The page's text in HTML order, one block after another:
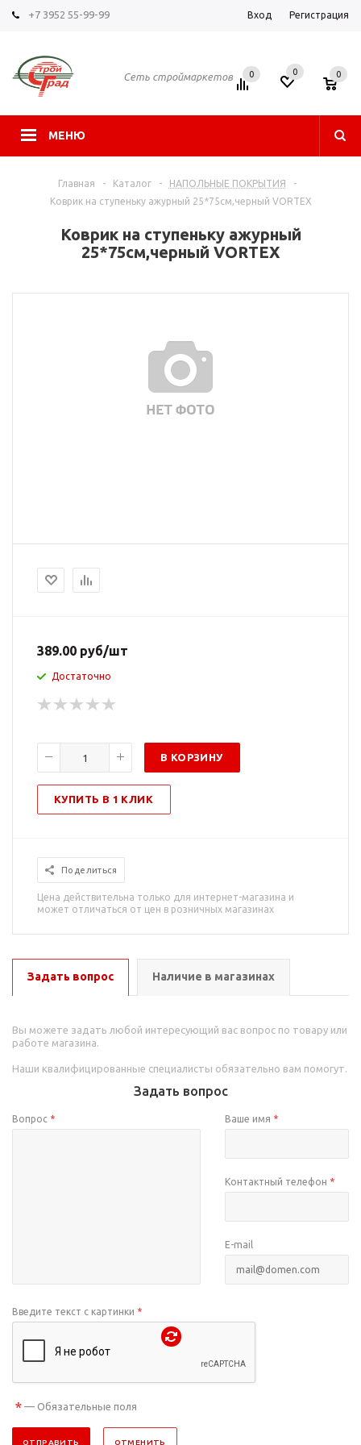
+7 3952 55-99-99 Вход Регистрация
Сеть строймаркетов
МЕНЮ
0 0 0
Главная - Каталог - НАПОЛЬНЫЕ ПОКРЫТИЯ
-
Коврик на ступеньку ажурный 25*75см,черный VORTEX
Коврик на ступеньку ажурный
25*75см,черный VORTEX
389.00 руб/шт
Достаточно
В КОРЗИНУ
КУПИТЬ В 1 КЛИК
Поделиться
Цена действительна только для интернет-магазина и
может отличаться от цен в розничных магазинах
Задать вопрос Наличие в магазинах
Вы можете задать любой интересующий вас вопрос по товару или
работе магазина.
Наши квалифицированные специалисты обязательно вам помогут.
Задать вопрос
Вопрос * Ваше имя *
Контактный телефон *
E-mail
Введите текст с картинки *
* — Обязательные поля
ОТПРАВИТЬ ОТМЕНИТЬ